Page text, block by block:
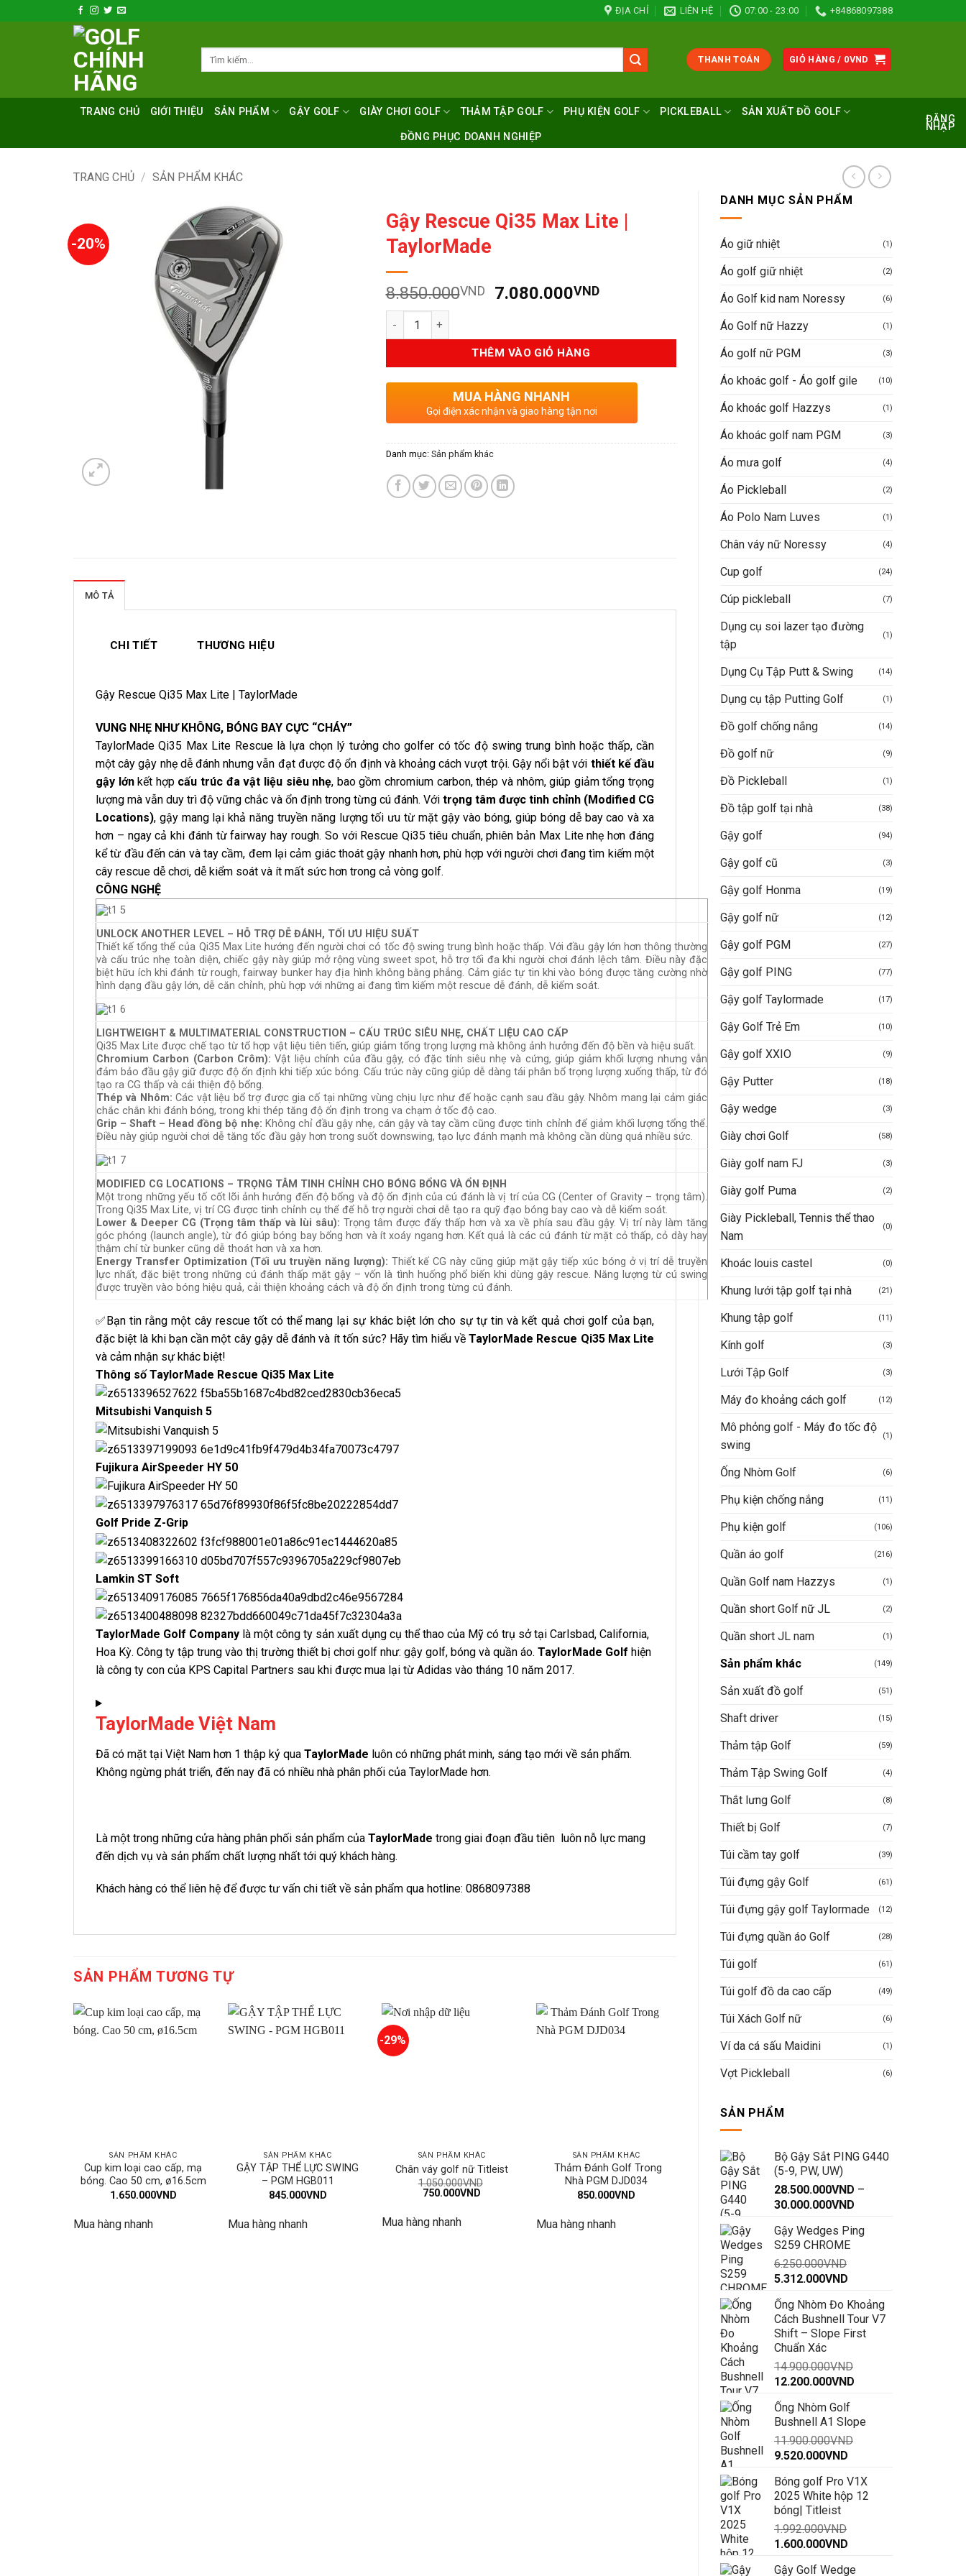
qua
ĐỊA CHỈ LIÊN HỆ 07:00 - 23:00 +84868097388
THANH TOÁN GIỎ HÀNG / 0VND
TRANG CHỦ GIỚI THIỆU SẢN PHẨM GẬY GOLF GIÀY CHƠI GOLF THẢM TẬP GOLF PHỤ KIỆN GOLF PICKLEBALL SẢN XUẤT ĐỒ GOLF
ĐỒNG PHỤC DOANH NGHIỆP
ĐĂNG
NHẬP
TRANG CHỦ / SẢN PHẨM KHÁC
DANH MỤC SẢN PHẨM
Áo giữ nhiệt (1)
Áo golf giữ nhiệt (2)
Áo Golf kid nam Noressy (6)
Áo Golf nữ Hazzy (1)
Áo golf nữ PGM (3)
Áo khoác golf - Áo golf gile (10)
Áo khoác golf Hazzys (1)
Áo khoác golf nam PGM (3)
Áo mưa golf (4)
Áo Pickleball (2)
Áo Polo Nam Luves (1)
Chân váy nữ Noressy (4)
Cup golf (24)
Cúp pickleball (7)
Dụng cụ soi lazer tạo đường
tập
(1)
Dụng Cụ Tập Putt & Swing (14)
Dụng cụ tập Putting Golf (1)
Đồ golf chống nắng (14)
Đồ golf nữ (9)
Đồ Pickleball (1)
Đồ tập golf tại nhà (38)
Gậy golf (94)
Gậy golf cũ (3)
Gậy golf Honma (19)
Gậy golf nữ (12)
Gậy golf PGM (27)
Gậy golf PING (77)
Gậy golf Taylormade (17)
Gậy Golf Trẻ Em (10)
Gậy golf XXIO (9)
Gậy Putter (18)
Gậy wedge (3)
Giày chơi Golf (58)
Giày golf nam FJ (3)
Giày golf Puma (2)
Giày Pickleball, Tennis thể thao
Nam
(0)
Khoác louis castel (0)
Khung lưới tập golf tại nhà (21)
Khung tập golf (11)
Kính golf (3)
Lưới Tập Golf (3)
Máy đo khoảng cách golf (12)
Mô phỏng golf - Máy đo tốc độ
swing
(1)
Ống Nhòm Golf (6)
Phụ kiện chống nắng (11)
Phụ kiện golf (106)
Quần áo golf (216)
Quần Golf nam Hazzys (1)
Quần short Golf nữ JL (2)
Quần short JL nam (1)
Sản phẩm khác (149)
Sản xuất đồ golf (51)
Shaft driver (15)
Thảm tập Golf (59)
Thảm Tập Swing Golf (4)
Thắt lưng Golf (8)
Thiết bị Golf (7)
Túi cầm tay golf (39)
Túi đựng gậy Golf (61)
Túi đựng gậy golf Taylormade (12)
Túi đựng quần áo Golf (28)
Túi golf (61)
Túi golf đồ da cao cấp (49)
Túi Xách Golf nữ (6)
Ví da cá sấu Maidini (1)
Vợt Pickleball (6)
SẢN PHẨM
Bộ Gậy Sắt PING G440
(5-9, PW, UW)
28.500.000VND –
30.000.000VND
từ
Gậy Wedges Ping
S259 CHROME
6.250.000VND
Giá
là:
6.250.000VND.
5.312.000VND
tại
là:
5.312.000VND.
Ống Nhòm Đo Khoảng
Cách Bushnell Tour V7
Shift – Slope First
Chuẩn Xác
14.900.000VND
Giá
là:
14.900.000VND.
12.200.000VND
là:
Ống Nhòm Golf
Bushnell A1 Slope
11.900.000VND
Giá
là:
11.900.000VND.
9.520.000VND
tại
là:
Bóng golf Pro V1X
2025 White hộp 12
bóng| Titleist
1.992.000VND
Giá
1.600.000VND
Gậy Golf Wedge
-20%
Gậy Rescue Qi35 Max Lite |
TaylorMade
8.850.000VND
Giá
8.850.000VND.
7.080.000VNDGiá
là:
Số lượng
THÊM VÀO GIỎ HÀNG
MUA HÀNG NHANH
Gọi điện xác nhận và giao hàng tận nơi
Danh mục: Sản phẩm khác
MÔ TẢ
CHI TIẾT THƯƠNG HIỆU
Gậy Rescue Qi35 Max Lite | TaylorMade
VUNG NHẸ NHƯ KHÔNG, BÓNG BAY CỰC “CHÁY”
TaylorMade Qi35 Max Lite Rescue là lựa chọn lý tưởng cho golfer có tốc độ swing trung bình hoặc thấp, cần
một cây gậy nhẹ dễ đánh nhưng vẫn đạt được độ ổn định và khoảng cách vượt trội. Gậy nổi bật với thiết kế đầu
gậy lớnkết hợp cấu trúc đa vật liệu siêu nhẹ, bao gồm chromium carbon, thép và nhôm, giúp giảm tổng trọng
lượng mà vẫn duy trì độ vững chắc và ổn định trong từng cú đánh. Với trọng tâm được tinh chỉnh (Modified CG
Locations), gậy mang lại khả năng truyền năng lượng tối ưu từ mặt gậy vào bóng, giúp bóng dễ bay cao và xa
hơn – ngay cả khi đánh từ fairway hay rough. So với Rescue Qi35 tiêu chuẩn, phiên bản Max Lite nhẹ hơn đáng
kể từ đầu đến cán và tay cầm, đem lại cảm giác thoát gậy nhanh hơn, phù hợp với người chơi đang tìm kiếm một
cây rescue dễ chơi, dễ kiểm soát và ít mất sức hơn trong cả vòng golf.
CÔNG NGHỆ
UNLOCK ANOTHER LEVEL – HỖ TRỢ DỄ ĐÁNH, TỐI ƯU HIỆU SUẤT
Thiết kế tổng thể của Qi35 Max Lite hướng đến người chơi có tốc độ swing trung bình hoặc thấp. Với đầu gậy lớn hơn thông thường
và cấu trúc nhẹ toàn diện, chiếc gậy này giúp mở rộng vùng sweet spot, hỗ trợ tối đa khi người chơi đánh lệch tâm. Điều này đặc
biệt hữu ích khi đánh từ rough, fairway bunker hay địa hình không bằng phẳng. Cảm giác tự tin khi vào bóng được tăng cường nhờ
hình dạng đầu gậy lớn, dễ căn chỉnh, phù hợp với những ai đang tìm kiếm một rescue dễ đánh, dễ kiểm soát.
LIGHTWEIGHT & MULTIMATERIAL CONSTRUCTION – CẤU TRÚC SIÊU NHẸ, CHẤT LIỆU CAO CẤP
Qi35 Max Lite được chế tạo từ tổ hợp vật liệu tiên tiến, giúp giảm tổng trọng lượng mà không ảnh hưởng đến độ bền và hiệu suất.
Chromium Carbon (Carbon Crôm): Vật liệu chính của đầu gậy, có đặc tính siêu nhẹ và cứng, giúp giảm khối lượng nhưng vẫn
đảm bảo đầu gậy giữ được độ ổn định khi tiếp xúc bóng. Cấu trúc này cũng giúp dễ dàng tái phân bổ trọng lượng xuống thấp, từ đó
tạo ra CG thấp và cải thiện độ bổng.
Thép và Nhôm: Các vật liệu bổ trợ được gia cố tại những vùng chịu lực như đế hoặc cạnh sau đầu gậy. Nhôm mang lại cảm giác
chắc chắn khi đánh bóng, trong khi thép tăng độ ổn định trong va chạm ở tốc độ cao.
Grip – Shaft – Head đồng bộ nhẹ: Không chỉ đầu gậy nhẹ, cán gậy và tay cầm cũng được tinh chỉnh để giảm khối lượng tổng thể.
Điều này giúp người chơi dễ tăng tốc đầu gậy hơn trong suốt downswing, tạo lực đánh mạnh mà không cần dùng quá nhiều sức.
MODIFIED CG LOCATIONS – TRỌNG TÂM TINH CHỈNH CHO BÓNG BỔNG VÀ ỔN ĐỊNH
Một trong những yếu tố cốt lõi ảnh hưởng đến độ bổng và độ ổn định của cú đánh là vị trí của CG (Center of Gravity – trọng tâm).
Trong Qi35 Max Lite, vị trí CG được tinh chỉnh cụ thể để hỗ trợ người chơi dễ tạo ra quỹ đạo bóng bay cao và dễ kiểm soát.
Lower & Deeper CG (Trọng tâm thấp và lùi sâu): Trọng tâm được đẩy thấp hơn và xa về phía sau đầu gậy. Vị trí này làm tăng
góc phóng (launch angle), từ đó giúp bóng bay bổng hơn và ít xoáy ngang hơn. Kết quả là các cú đánh từ mặt cỏ thấp, cỏ dày hay
thậm chí từ bunker cũng dễ thoát hơn và xa hơn.
Energy Transfer Optimization (Tối ưu truyền năng lượng): Thiết kế CG này cũng giúp mặt gậy tiếp xúc bóng ở vị trí dễ truyền
lực nhất, đặc biệt trong những cú đánh thấp mặt gậy – vốn là tình huống phổ biến khi dùng gậy rescue. Năng lượng từ cú swing
được truyền vào bóng hiệu quả, cải thiện khoảng cách và độ ổn định trong từng cú đánh.
✅Bạn tin rằng một cây rescue tốt có thể mang lại sự khác biệt lớn cho sự tự tin và kết quả chơi golf của bạn,
đặc biệt là khi bạn cần một cây gậy dễ đánh và ít tốn sức? Hãy tìm hiểu vềTaylorMade Rescue Qi35 Max Lite
và cảm nhận sự khác biệt!
Thông số TaylorMade Rescue Qi35 Max Lite
Mitsubishi Vanquish 5
Fujikura AirSpeeder HY 50
Golf Pride Z-Grip
Lamkin ST Soft
TaylorMade Golf Company là một công ty sản xuất dụng cụ thể thao của Mỹ có trụ sở tại Carlsbad, California,
Hoa Kỳ. Công ty tập trung vào thị trường thiết bị chơi golf như: gậy golf, bóng và quần áo. TaylorMade Golf hiện
là công ty con của KPS Capital Partners sau khi được mua lại từ Adidas vào tháng 10 năm 2017.
TaylorMade Việt Nam
Đã có mặt tại Việt Nam hơn 1 thập kỷ qua TaylorMade luôn có những phát minh, sáng tạo mới về sản phẩm.
Không ngừng phát triển, đến nay đã có nhiều nhà phân phối của TaylorMade hơn.
Là một trong những cửa hàng phân phối sản phẩm của TaylorMade trong giai đoạn đầu tiên luôn nỗ lực mang
đến dịch vụ và sản phẩm chất lượng nhất tới quý khách hàng.
Khách hàng có thể liên hệ để được tư vấn chi tiết về sản phẩm qua hotline: 0868097388
SẢN PHẨM TƯƠNG TỰ
SẢN PHẨM KHÁC
Cup kim loại cao cấp, mạ
bóng. Cao 50 cm, ø16.5cm
1.650.000VND
Mua hàng nhanh
SẢN PHẨM KHÁC
GẬY TẬP THỂ LỰC SWING
– PGM HGB011
845.000VND
Mua hàng nhanh
-29%
SẢN PHẨM KHÁC
Chân váy golf nữ Titleist
1.050.000VND
Giá
1.050.000VND.
750.000VND
Mua hàng nhanh
SẢN PHẨM KHÁC
Thảm Đánh Golf Trong
Nhà PGM DJD034
850.000VND
Mua hàng nhanh
SẢN PHẨM KHÁC
Túi cầm tay Golf– Thương
hiệu Maldini
2.600.000
VND
Mua hàng nhanh
SẢN PHẨM KHÁC
Mua hàng nhanh